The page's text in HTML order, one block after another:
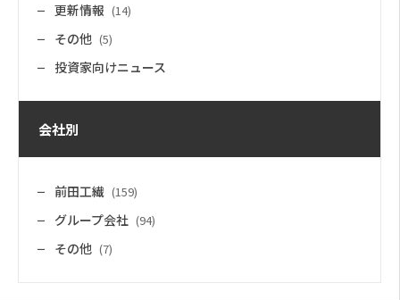
更新情報 (14)
その他 (5)
投資家向けニュース
会社別
前田工繊 (159)
グループ会社 (94)
その他 (7)